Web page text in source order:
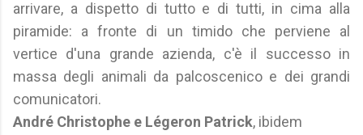
arrivare, a dispetto di tutto e di tutti, in cima alla
piramide: a fronte di un timido che perviene al
vertice d'una grande azienda, c'è il successo in
massa degli animali da palcoscenico e dei grandi
comunicatori.
André Christophe e Légeron Patrick, ibidem